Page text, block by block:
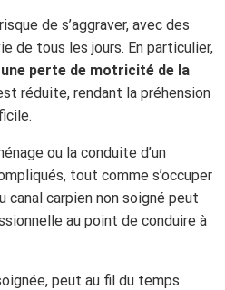
de s’aggraver, avec des
de tous les jours. En particulier,
une perte de motricité de la
réduite, rendant la préhension
ou la conduite d’un
tout comme s’occuper
canal carpien non soigné peut
au point de conduire à
peut au fil du temps